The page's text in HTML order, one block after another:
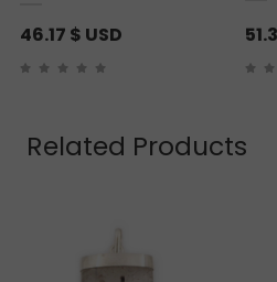
46.17 $ USD
Related Products